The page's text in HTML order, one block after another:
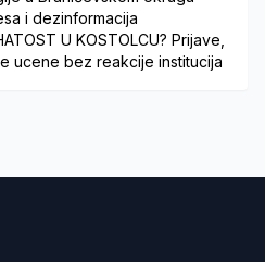
i dezinformacija
U KOSTOLCU? Prijave,
ucene bez reakcije institucija